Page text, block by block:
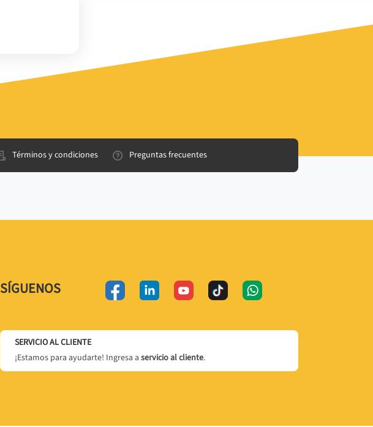
Términos y condiciones Preguntas frecuentes
SÍGUENOS
SERVICIO AL CLIENTE
¡Estamos para ayudarte! Ingresa a servicio al cliente.